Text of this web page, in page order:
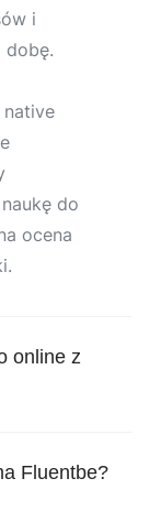
i
dobę.
do
ocena
online z
na
Fluentbe?